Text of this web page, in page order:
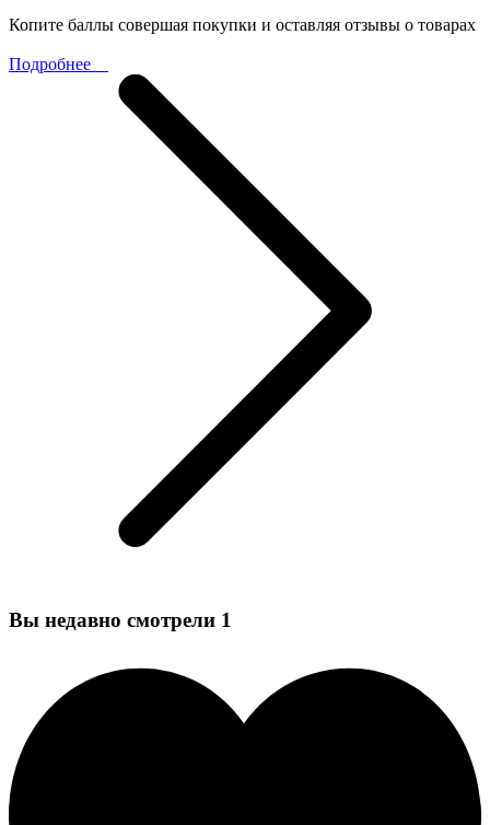
Копите баллы совершая покупки и оставляя отзывы о товарах
Подробнее
Вы недавно смотрели 1